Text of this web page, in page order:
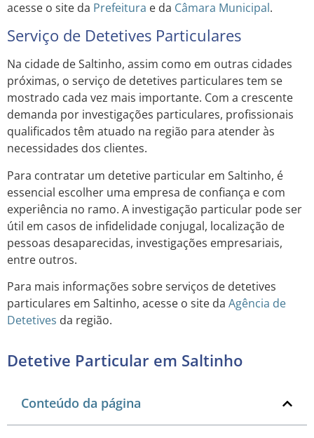
acesse o site da Prefeitura e da Câmara Municipal.
Serviço de Detetives Particulares
Na cidade de Saltinho, assim como em outras cidades
próximas, o serviço de detetives particulares tem se
mostrado cada vez mais importante. Com a crescente
demanda por investigações particulares, profissionais
qualificados têm atuado na região para atender às
necessidades dos clientes.
Para contratar um detetive particular em Saltinho, é
essencial escolher uma empresa de confiança e com
experiência no ramo. A investigação particular pode ser
útil em casos de infidelidade conjugal, localização de
pessoas desaparecidas, investigações empresariais,
entre outros.
Para mais informações sobre serviços de detetives
particulares em Saltinho, acesse o site da Agência de
Detetives da região.
Detetive Particular em Saltinho
Conteúdo da página